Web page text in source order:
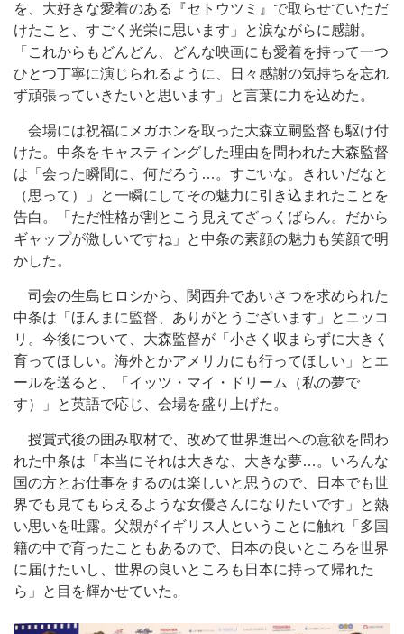
を、大好きな愛着のある『セトウツミ』で取らせていただ
けたこと、すごく光栄に思います」と涙ながらに感謝。
「これからもどんどん、どんな映画にも愛着を持って一つ
ひとつ丁寧に演じられるように、日々感謝の気持ちを忘れ
ず頑張っていきたいと思います」と言葉に力を込めた。
会場には祝福にメガホンを取った大森立嗣監督も駆け付
けた。中条をキャスティングした理由を問われた大森監督
は「会った瞬間に、何だろう…。すごいな。きれいだなと
（思って）」と一瞬にしてその魅力に引き込まれたことを
告白。「ただ性格が割とこう見えてざっくばらん。だから
ギャップが激しいですね」と中条の素顔の魅力も笑顔で明
かした。
司会の生島ヒロシから、関西弁であいさつを求められた
中条は「ほんまに監督、ありがとうございます」とニッコ
リ。今後について、大森監督が「小さく収まらずに大きく
育ってほしい。海外とかアメリカにも行ってほしい」とエ
ールを送ると、「イッツ・マイ・ドリーム（私の夢で
す）」と英語で応じ、会場を盛り上げた。
授賞式後の囲み取材で、改めて世界進出への意欲を問わ
れた中条は「本当にそれは大きな、大きな夢…。いろんな
国の方とお仕事をするのは楽しいと思うので、日本でも世
界でも見てもらえるような女優さんになりたいです」と熱
い思いを吐露。父親がイギリス人ということに触れ「多国
籍の中で育ったこともあるので、日本の良いところを世界
に届けたいし、世界の良いところも日本に持って帰れた
ら」と目を輝かせていた。